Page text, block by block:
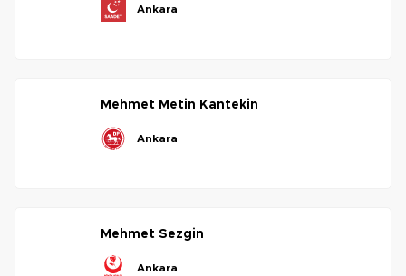
ankara
mehmet metin kantekin
ankara
mehmet sezgin
ankara